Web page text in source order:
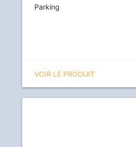
Parking
VOIR LE PRODUIT